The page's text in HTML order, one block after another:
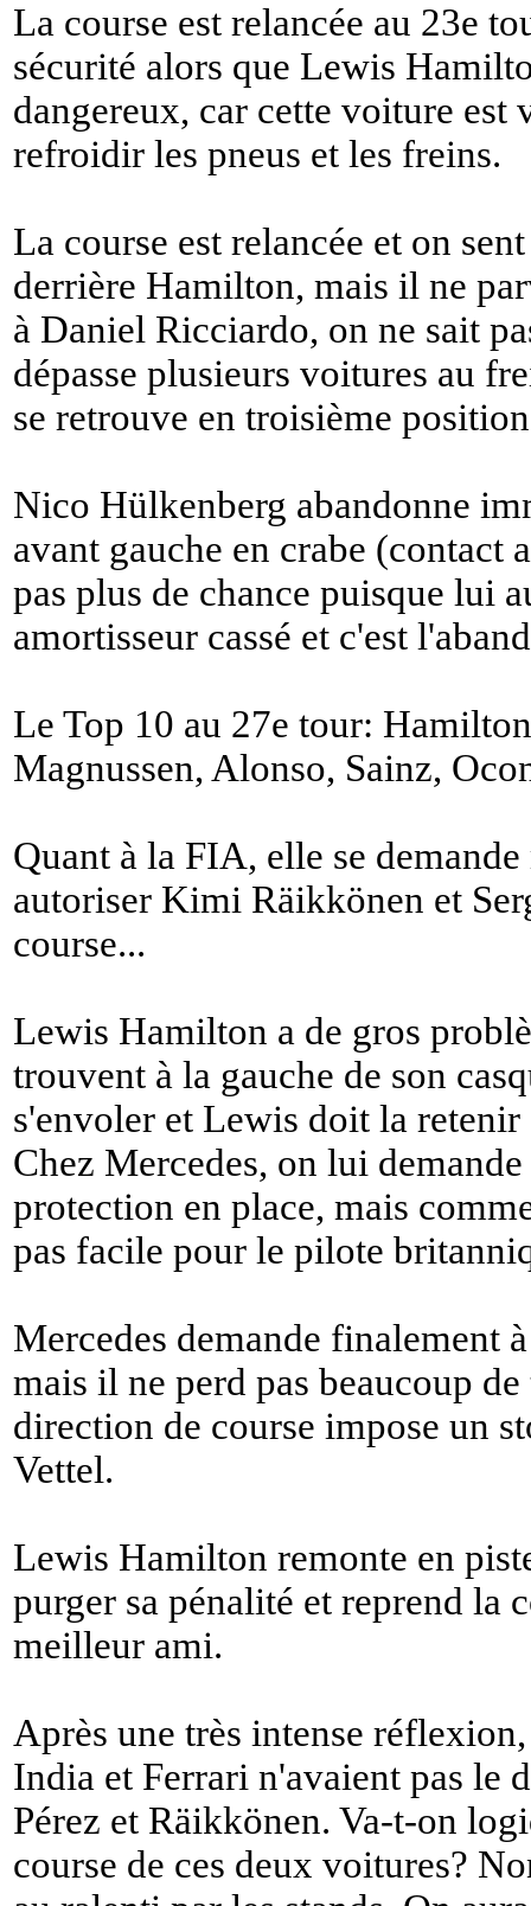
La course est relancée au 23e
sécurité alors que Lewis
dangereux, car cette voiture
refroidir les pneus et les freins.
La course est relancée et on
derrière Hamilton, mais il ne
à Daniel Ricciardo, on ne sait
dépasse plusieurs voitures au
se retrouve en troisième
Nico Hülkenberg abandonne
avant gauche en crabe (contact
pas plus de chance puisque lui
amortisseur cassé et c'est
Le Top 10 au 27e tour:
Magnussen, Alonso, Sainz,
Quant à la FIA, elle se
autoriser Kimi Räikkönen et
course...
Lewis Hamilton a de gros
trouvent à la gauche de son
s'envoler et Lewis doit la
Chez Mercedes, on lui
protection en place, mais
pas facile pour le pilote
Mercedes demande finalement
mais il ne perd pas beaucoup
direction de course impose un
Vettel.
Lewis Hamilton remonte en
purger sa pénalité et reprend la
meilleur ami.
Après une très intense
India et Ferrari n'avaient pas le
Pérez et Räikkönen. Va-t-on
course de ces deux voitures?